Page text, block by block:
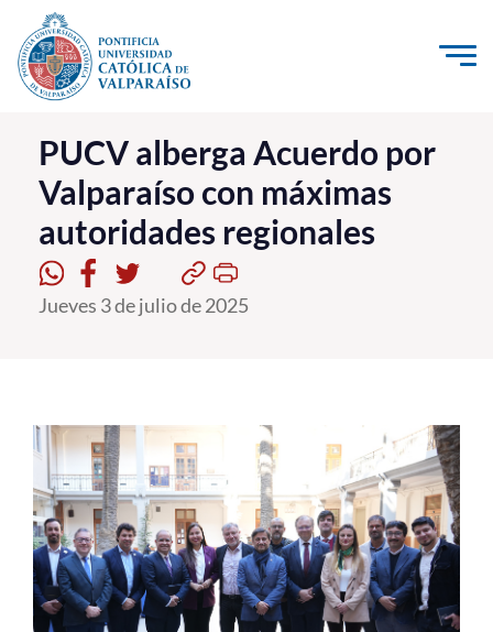
Click acá para ir directamente al contenido
La Universidad
Investigación, Creación e Innovación
PUCV Internacional
Vinculación con el Medio
Postgrado
Formación Continua
Estudiantes
Académicos
PUCV alberga Acuerdo por
Valparaíso con máximas
autoridades regionales
Jueves 3 de julio de 2025